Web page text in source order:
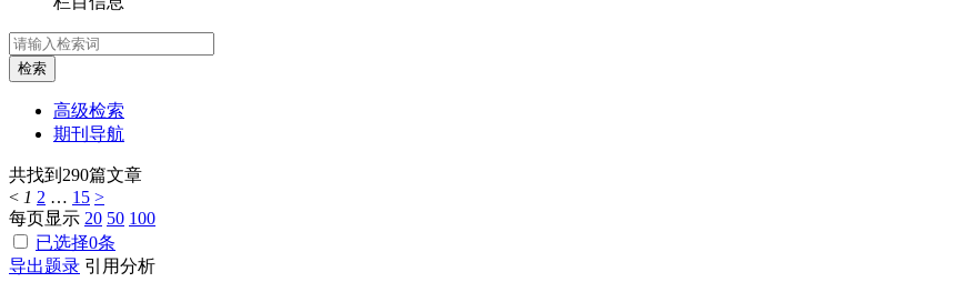
检索
高级检索
期刊导航
共找到 290篇文章
< 1 2 … 15 >
每页显示 20 50 100
已选择0条
导出题录 引用分析